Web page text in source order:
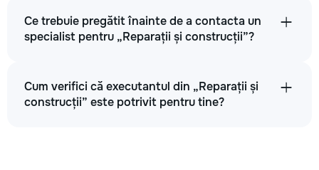
Ce trebuie pregătit înainte de a contacta un
specialist pentru „Reparații și construcții”?
Cum verifici că executantul din „Reparații și
construcții” este potrivit pentru tine?